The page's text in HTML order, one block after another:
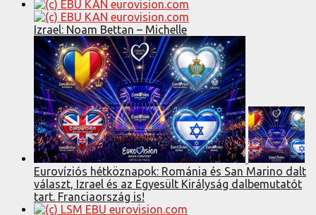
Izrael: Noam Bettan – Michelle
Eurovíziós hétköznapok: Románia és San Marino dalt
választ, Izrael és az Egyesült Királyság dalbemutatót
tart. Franciaország is!